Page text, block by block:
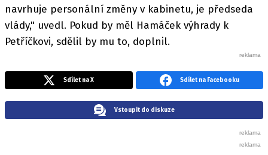
navrhuje personální změny v kabinetu, je předseda
vlády," uvedl. Pokud by měl Hamáček výhrady k
Petříčkovi, sdělil by mu to, doplnil.
Sdílet na X Sdílet na Facebooku
Vstoupit do diskuze